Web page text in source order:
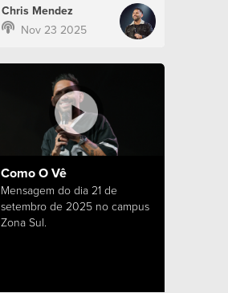
Chris Mendez
Nov 23 2025
Como O Vê
Mensagem do dia 21 de
setembro de 2025 no campus
Zona Sul.